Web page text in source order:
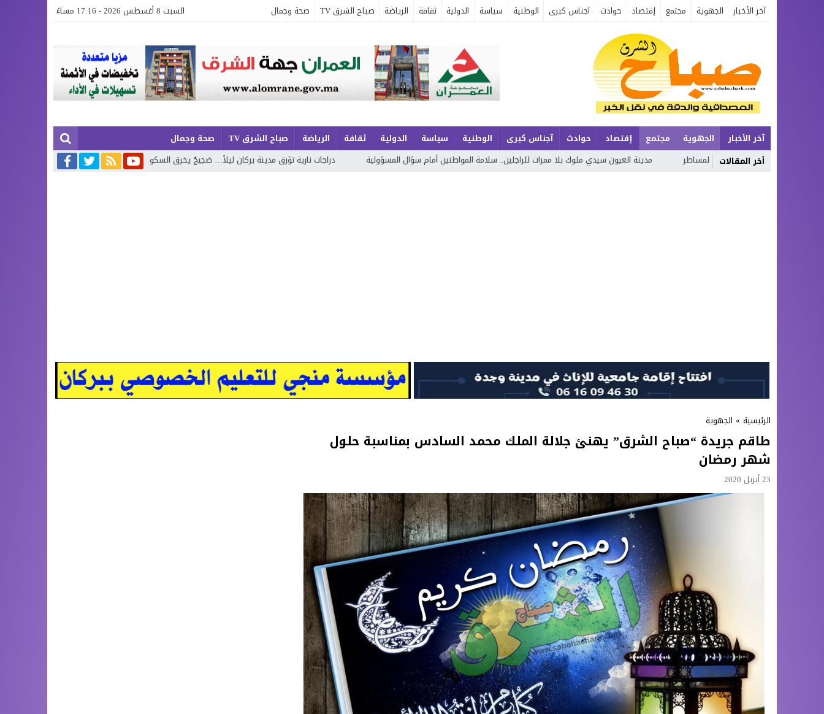
آخر الأخبار الجهوية مجتمع إقتصاد حوادث آجناس كبرى الوطنية سياسة الدولية ثقافة الرياضة صباح الشرق TV صحة وجمال السبت 8 أغسطس 2026 - 17:16 مساءً
آخر الأخبار الجهوية مجتمع إقتصاد حوادث آجناس كبرى الوطنية سياسة الدولية ثقافة الرياضة صباح الشرق TV
صحة وجمال
أخر المقالات
الدولي وتبسيط المساطر مدينة العيون سيدي ملوك بلا ممرات للراجلين.. سلامة المواطنين أمام سؤال المسؤولية دراجات نارية تؤرق مدينة بركان ليلاً… ضجيجٌ يخرق السكون وسرعاتٌ تثير مخاوف السكان! “عَجِبْتُ لَكَ يا
الرئيسية » الجهوية
طاقم جريدة “صباح الشرق” يهنئ جلالة الملك محمد السادس بمناسبة حلول
شهر رمضان
23 أبريل 2020